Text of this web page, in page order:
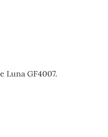
Luna GF4007.